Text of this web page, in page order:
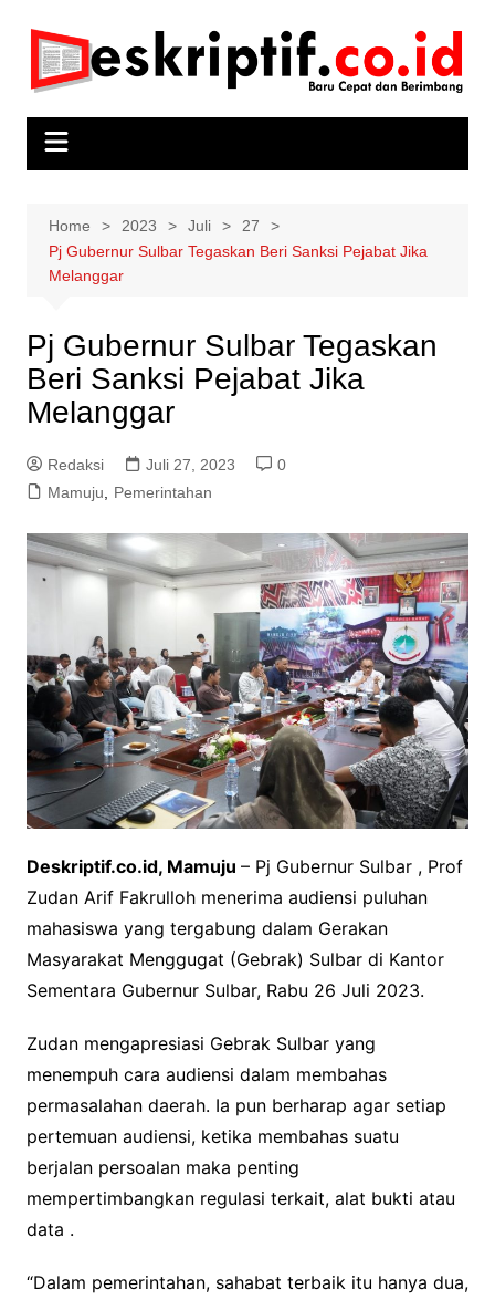
content
Home 2023 Juli
27
Pj Gubernur Sulbar Tegaskan Beri Sanksi Pejabat Jika
Melanggar
Pj Gubernur Sulbar Tegaskan
Beri Sanksi Pejabat Jika
Melanggar
Redaksi Juli 27, 2023
0
Mamuju
Pemerintahan
Deskriptif.co.id, Mamuju – Pj Gubernur Sulbar , Prof
Zudan Arif Fakrulloh menerima audiensi puluhan
mahasiswa yang tergabung dalam Gerakan
Masyarakat Menggugat (Gebrak) Sulbar di Kantor
Sementara Gubernur Sulbar, Rabu 26 Juli 2023.
Zudan mengapresiasi Gebrak Sulbar yang
menempuh cara audiensi dalam membahas
permasalahan daerah. Ia pun berharap agar setiap
pertemuan audiensi, ketika membahas suatu
berjalan persoalan maka penting
mempertimbangkan regulasi terkait, alat bukti atau
data .
“Dalam pemerintahan, sahabat terbaik itu hanya dua,